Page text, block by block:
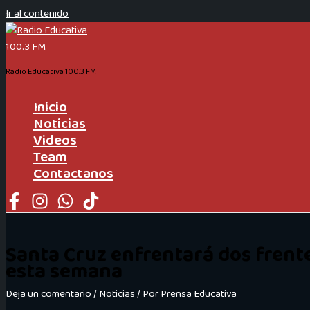
Ir al contenido
Radio Educativa 100.3 FM
Inicio
Noticias
Videos
Team
Contactanos
Santa Cruz enfrentará dos
esta semana
Deja un comentario/Noticias/ PorPrensa Educativa